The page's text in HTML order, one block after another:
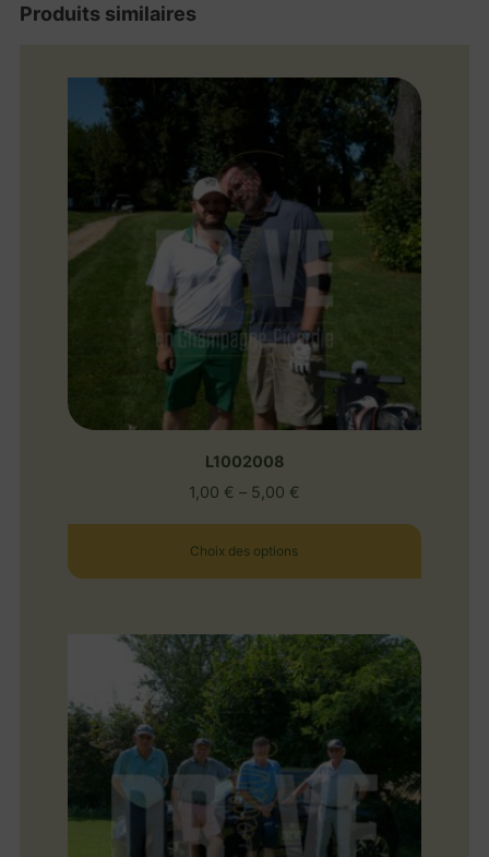
Produits similaires
L1002008
1,00 € – 5,00 €
Choix des options